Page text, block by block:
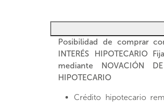
Posibilidad de comprar
INTERÉS HIPOTECARIO
mediante NOVACIÓN
HIPOTECARIO
Crédito hipotecario